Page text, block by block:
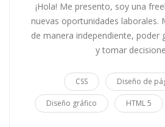
¡Hola! Me presento, soy una
nuevas oportunidades laborales.
de manera independiente, poder
y tomar
CSS Diseño de
Diseño gráfico HTML 5